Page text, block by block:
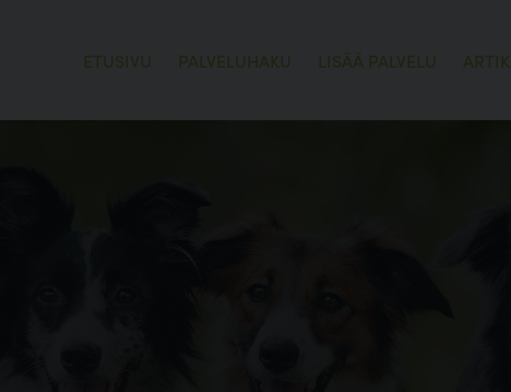
ETUSIVU PALVELUHAKU LISÄÄ PALVELU